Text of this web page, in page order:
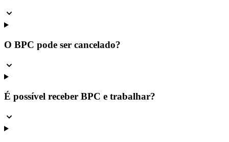
O BPC pode ser cancelado?
É possível receber BPC e trabalhar?